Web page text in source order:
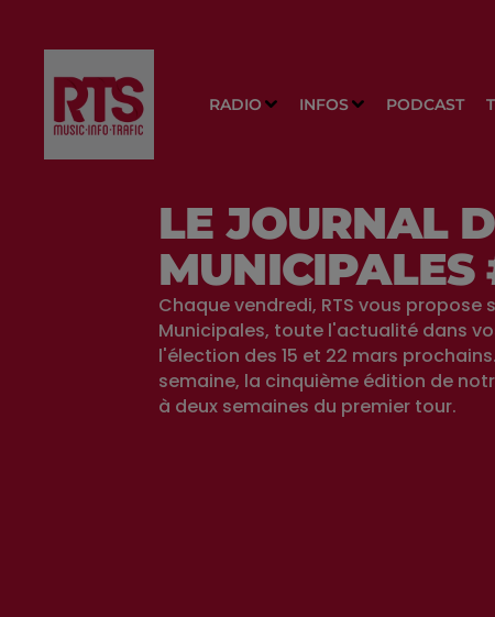
RADIO INFOS PODCAST
LE JOURNAL
MUNICIPALES
Chaque vendredi, RTS vous propose
Municipales, toute l'actualité dans
l'élection des 15 et 22 mars
semaine, la cinquième édition de
à deux semaines du premier tour.